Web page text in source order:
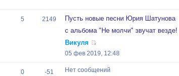
5 2149
Пусть новые песни Юрия Шатунова
с альбома "Не молчи" звучат везде!
Викуля
05 фев 2019, 12:48
0 -51 Нет сообщений